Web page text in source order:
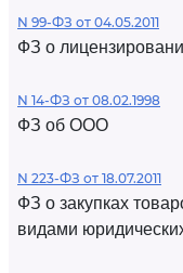
N 99-ФЗ от 04.05.2011
ФЗ о
N 14-ФЗ от 08.02.1998
ФЗ об ООО
N 223-ФЗ от 18.07.2011
ФЗ о закупках
видами